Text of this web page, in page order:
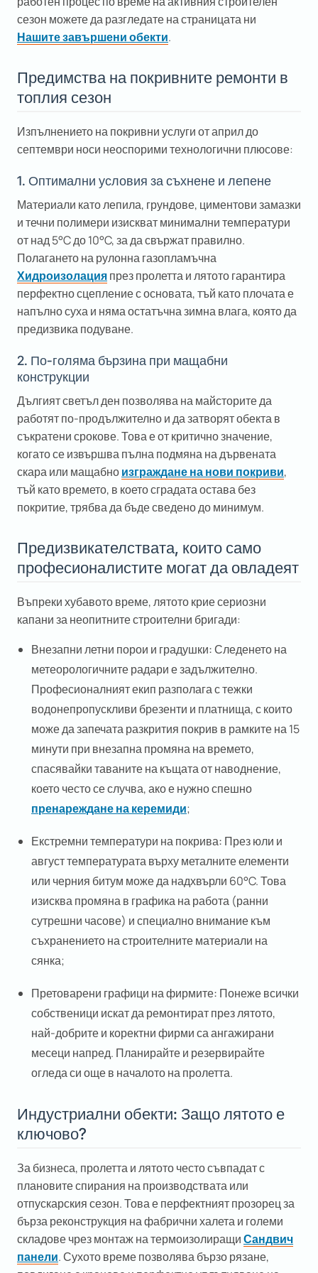
сезон можете да разгледате на страницата ни
Нашите завършени обекти.
Предимства на покривните ремонти в
топлия сезон
Изпълнението на покривни услуги от април до
септември носи неоспорими технологични плюсове:
1. Оптимални условия за съхнене и лепене
Материали като лепила, грундове, циментови замазки
и течни полимери изискват минимални температури
от над 5°C до 10°C, за да свържат правилно.
Полагането на рулонна газопламъчна
Хидроизолацияпрез пролетта и лятото гарантира
перфектно сцепление с основата, тъй като плочата е
напълно суха и няма остатъчна зимна влага, която да
предизвика подуване.
2. По-голяма бързина при мащабни
конструкции
Дългият светъл ден позволява на майсторите да
работят по-продължително и да затворят обекта в
съкратени срокове. Това е от критично значение,
когато се извършва пълна подмяна на дървената
скара или мащабноизграждане на нови покриви,
тъй като времето, в което сградата остава без
покритие, трябва да бъде сведено до минимум.
Предизвикателствата, които само
професионалистите могат да овладеят
Въпреки хубавото време, лятото крие сериозни
капани за неопитните строителни бригади:
Внезапни летни порои и градушки:Следенето на
метеорологичните радари е задължително.
Професионалният екип разполага с тежки
водонепропускливи брезенти и платнища, с които
може да запечата разкрития покрив в рамките на 15
минути при внезапна промяна на времето,
спасявайки таваните на къщата от наводнение,
което често се случва, ако е нужно спешно
пренареждане на керемиди;
Екстремни температури на покрива: През юли и
август температурата върху металните елементи
или черния битум може да надхвърли 60°C. Това
изисква промяна в графика на работа (ранни
сутрешни часове) и специално внимание към
съхранението на строителните материали на
сянка;
Претоварени графици на фирмите: Понеже всички
собственици искат да ремонтират през лятото,
най-добрите и коректни фирми са ангажирани
месеци напред. Планирайте и резервирайте
огледа си още в началото на пролетта.
Индустриални обекти: Защо лятото е
ключово?
За бизнеса, пролетта и лятото често съвпадат с
плановите спирания на производствата или
отпускарския сезон. Това е перфектният прозорец за
бърза реконструкция на фабрични халета и големи
складове чрез монтаж на термоизолиращиСандвич
панели. Сухото време позволява бързо рязане,